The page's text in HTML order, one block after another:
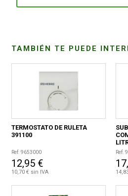
TAMBIÉN TE PUEDE
TERMOSTATO DE RULETA
391100
Ref. 9653000
12,95 €
10,70 € sin IVA
Ref.